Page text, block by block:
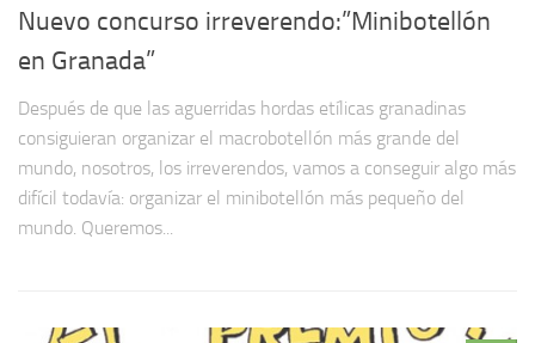
Nuevo concurso irreverendo:”Minibotellón
en Granada”
Después de que las aguerridas hordas etílicas granadinas
consiguieran organizar el macrobotellón más grande del
mundo, nosotros, los irreverendos, vamos a conseguir algo más
difícil todavía: organizar el minibotellón más pequeño del
mundo. Queremos...